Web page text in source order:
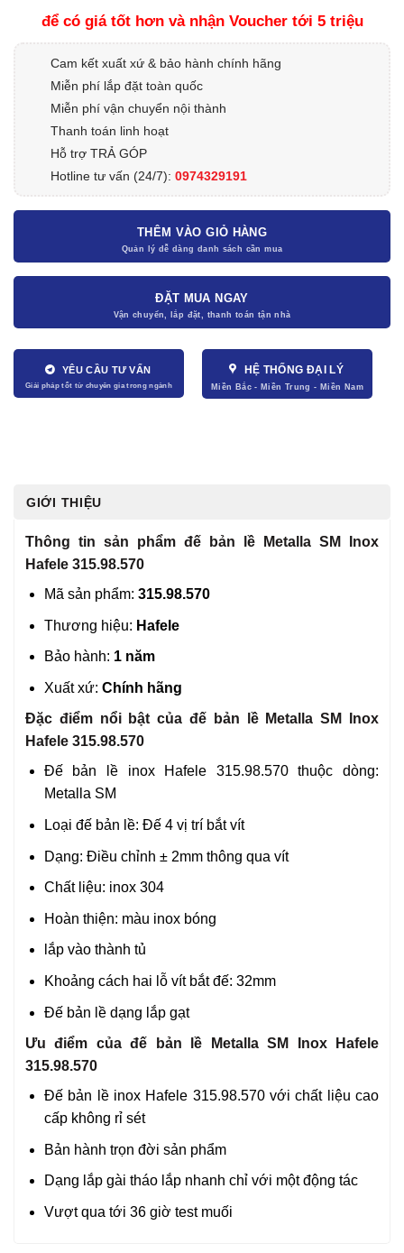
để có giá tốt hơn và nhận Voucher tới 5 triệu
Cam kết xuất xứ & bảo hành chính hãng
Miễn phí lắp đặt toàn quốc
Miễn phí vận chuyển nội thành
Thanh toán linh hoạt
Hỗ trợ TRẢ GÓP
Hotline tư vấn (24/7): 0974329191
THÊM VÀO GIỎ HÀNG
ĐẶT MUA NGAY
YÊU CẦU TƯ VẤN HỆ THỐNG ĐẠI LÝ
GIỚI THIỆU
Thông tin sản phẩm đế bản lề Metalla SM Inox
Hafele 315.98.570
Mã sản phẩm: 315.98.570
Thương hiệu: Hafele
Bảo hành: 1 năm
Xuất xứ: Chính hãng
Đặc điểm nổi bật của đế bản lề Metalla SM Inox
Hafele 315.98.570
Đế bản lề inox Hafele 315.98.570 thuộc dòng:
Metalla SM
Loại đế bản lề: Đế 4 vị trí bắt vít
Dạng: Điều chỉnh ± 2mm thông qua vít
Chất liệu: inox 304
Hoàn thiện: màu inox bóng
lắp vào thành tủ
Khoảng cách hai lỗ vít bắt đế: 32mm
Đế bản lề dạng lắp gạt
Ưu điểm của đế bản lề Metalla SM Inox Hafele
315.98.570
Đế bản lề inox Hafele 315.98.570 với chất liệu cao
cấp không rỉ sét
Bản hành trọn đời sản phẩm
Dạng lắp gài tháo lắp nhanh chỉ với một động tác
Vượt qua tới 36 giờ test muối